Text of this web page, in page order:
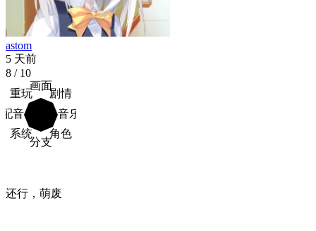
astom
5 天前
8 / 10
画面
剧情
音乐
角色
分支
系统
配音
重玩
还行，萌废